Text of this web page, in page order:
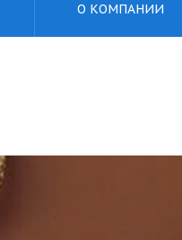
О КОМПАНИИ